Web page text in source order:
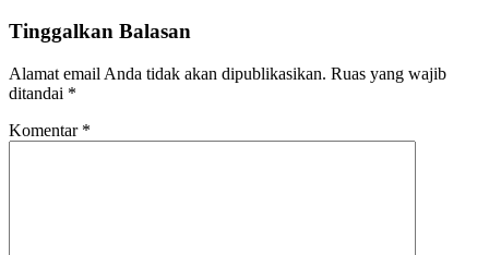
Tinggalkan Balasan
Alamat email Anda tidak akan dipublikasikan. Ruas yang wajib
ditandai *
Komentar *